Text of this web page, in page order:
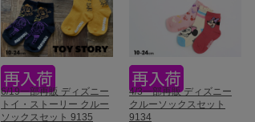
6/19一部再販 ディズニー
トイ・ストーリー クルー
ソックスセット 9135
4/3一部再販 ディズニー
クルーソックスセット
9134